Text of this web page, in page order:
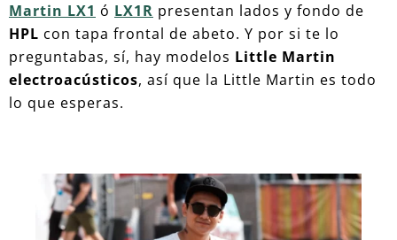
Martin LX1 ó LX1R presentan lados y fondo de
HPL con tapa frontal de abeto. Y por si te lo
preguntabas, sí, hay modelos Little Martin
electroacústicos, así que la Little Martin es todo
lo que esperas.